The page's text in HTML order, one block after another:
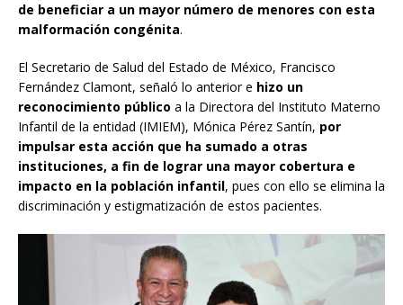
de beneficiar a un mayor número de menores con esta
malformación congénita.
El Secretario de Salud del Estado de México, Francisco
Fernández Clamont, señaló lo anterior e hizo un
reconocimiento público a la Directora del Instituto Materno
Infantil de la entidad (IMIEM), Mónica Pérez Santín, por
impulsar esta acción que ha sumado a otras
instituciones, a fin de lograr una mayor cobertura e
impacto en la población infantil, pues con ello se elimina la
discriminación y estigmatización de estos pacientes.